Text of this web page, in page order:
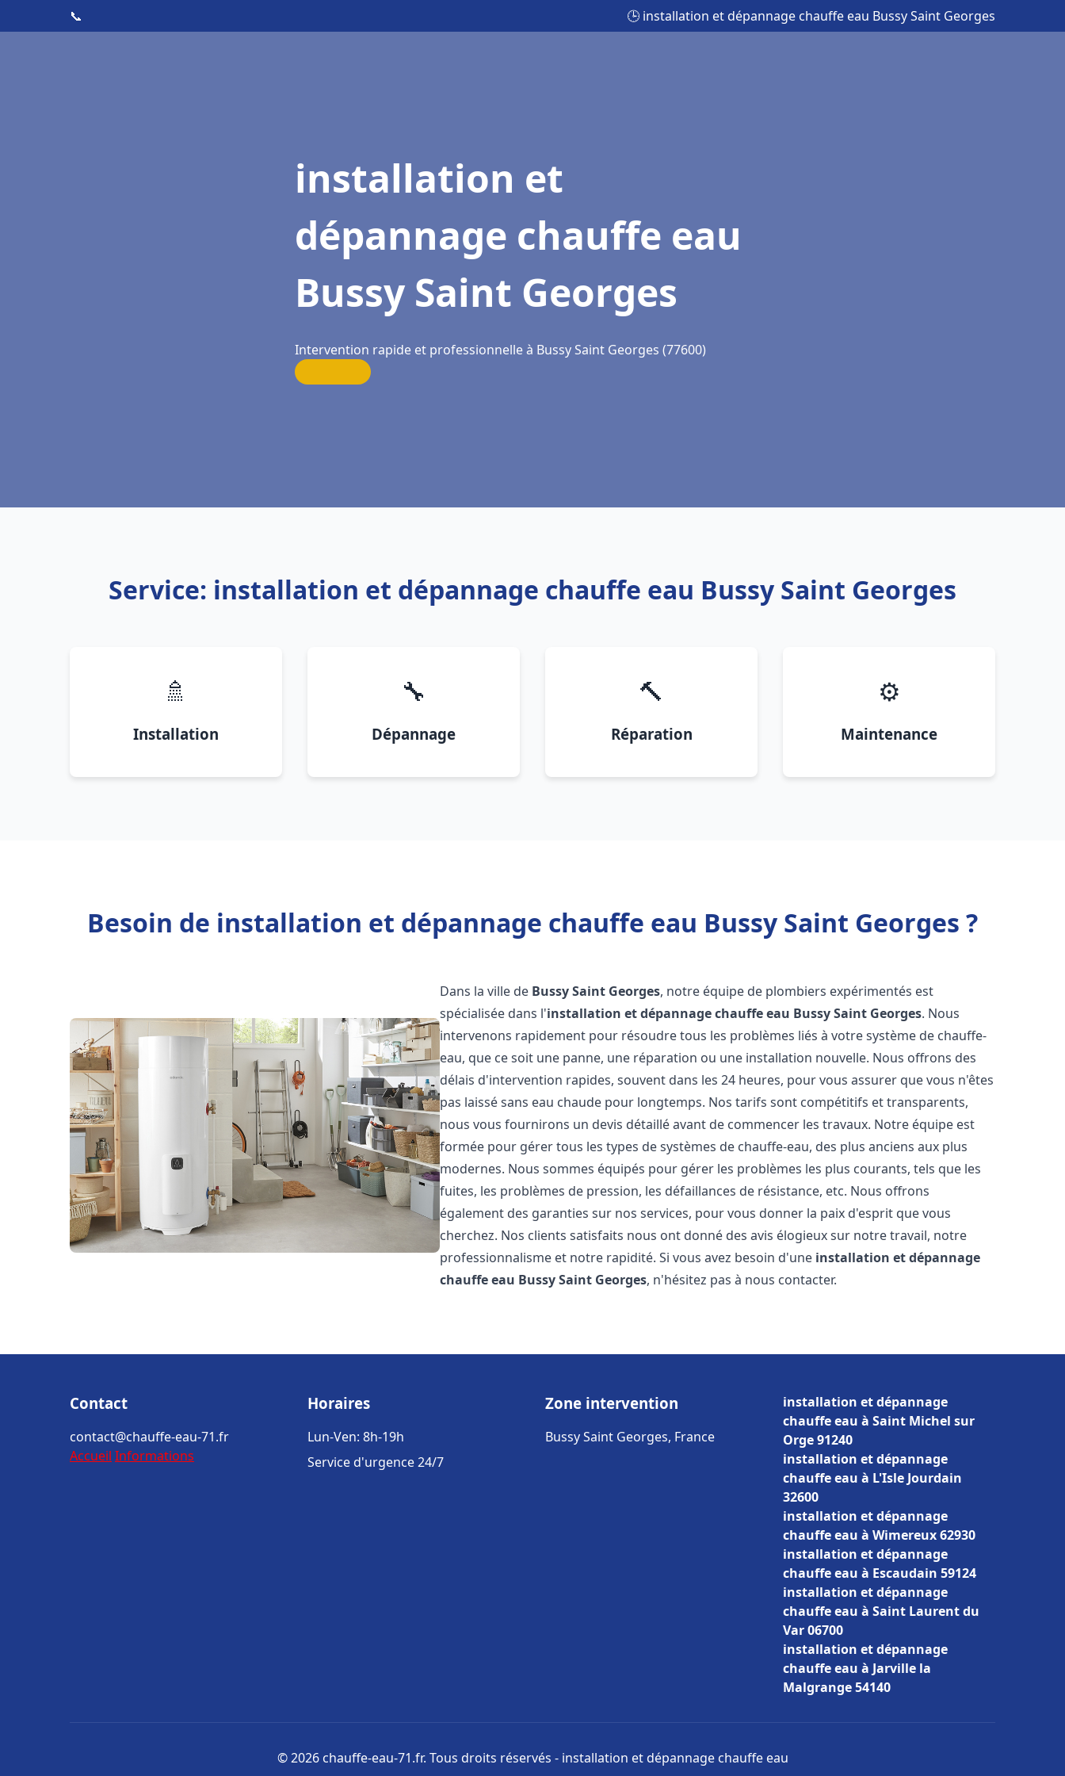
📞 🕒 installation et dépannage chauffe eau Bussy Saint Georges
installation et
dépannage chauffe eau
Bussy Saint Georges
Intervention rapide et professionnelle à Bussy Saint Georges (77600)
Service: installation et dépannage chauffe eau Bussy Saint Georges
🚿
Installation
🔧
Dépannage
🔨
Réparation
⚙️
Maintenance
Besoin de installation et dépannage chauffe eau Bussy Saint Georges ?
Dans la ville de Bussy Saint Georges, notre équipe de plombiers expérimentés est
spécialisée dans l'installation et dépannage chauffe eau Bussy Saint Georges. Nous
intervenons rapidement pour résoudre tous les problèmes liés à votre système de chauffe-
eau, que ce soit une panne, une réparation ou une installation nouvelle. Nous offrons des
délais d'intervention rapides, souvent dans les 24 heures, pour vous assurer que vous n'êtes
pas laissé sans eau chaude pour longtemps. Nos tarifs sont compétitifs et transparents,
nous vous fournirons un devis détaillé avant de commencer les travaux. Notre équipe est
formée pour gérer tous les types de systèmes de chauffe-eau, des plus anciens aux plus
modernes. Nous sommes équipés pour gérer les problèmes les plus courants, tels que les
fuites, les problèmes de pression, les défaillances de résistance, etc. Nous offrons
également des garanties sur nos services, pour vous donner la paix d'esprit que vous
cherchez. Nos clients satisfaits nous ont donné des avis élogieux sur notre travail, notre
professionnalisme et notre rapidité. Si vous avez besoin d'une installation et dépannage
chauffe eau Bussy Saint Georges, n'hésitez pas à nous contacter.
Contact
contact@chauffe-eau-71.fr
Accueil Informations
Horaires
Lun-Ven: 8h-19h
Service d'urgence 24/7
Zone intervention
Bussy Saint Georges, France
installation et dépannage
chauffe eau à Saint Michel sur
Orge 91240
installation et dépannage
chauffe eau à L'Isle Jourdain
32600
installation et dépannage
chauffe eau à Wimereux 62930
installation et dépannage
chauffe eau à Escaudain 59124
installation et dépannage
chauffe eau à Saint Laurent du
Var 06700
installation et dépannage
chauffe eau à Jarville la
Malgrange 54140
© 2026 chauffe-eau-71.fr. Tous droits réservés - installation et dépannage chauffe eau